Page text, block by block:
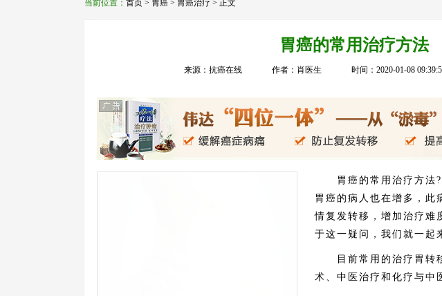
当前位置： 首页> 胃癌> 胃癌治疗 > 正文
胃癌的常用治疗方法
来源：抗癌在线 作者：肖医生 时间：2020-01-08
胃癌的常用治疗方法?
胃癌的病人也在增多，此
情复发转移，增加治疗难
于这一疑问，我们就一起
目前常用的治疗胃转移
术、中医治疗和化疗与中